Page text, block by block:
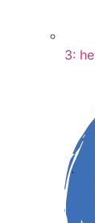
3: